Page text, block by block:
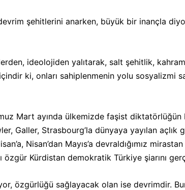
devrim şehitlerini anarken, büyük bir inançla
ideolojiden yalıtarak, salt şehitlik,
ki, onları sahiplenmenin yolu sosyalizmi
Mart ayında ülkemizde faşist diktatörlüğün
Galler, Strasbourg’la dünyaya yayılan açlık
Nisan’dan Mayıs’a devraldığımız
Kürdistan demokratik Türkiye şiarını
özgürlüğü sağlayacak olan ise devrimdir.